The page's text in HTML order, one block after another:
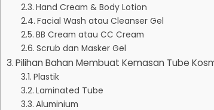
Hand Cream & Body Lotion
Facial Wash atau Cleanser Gel
BB Cream atau CC Cream
Scrub dan Masker Gel
Pilihan Bahan Membuat Kemasan Tube
Plastik
Laminated Tube
Aluminium